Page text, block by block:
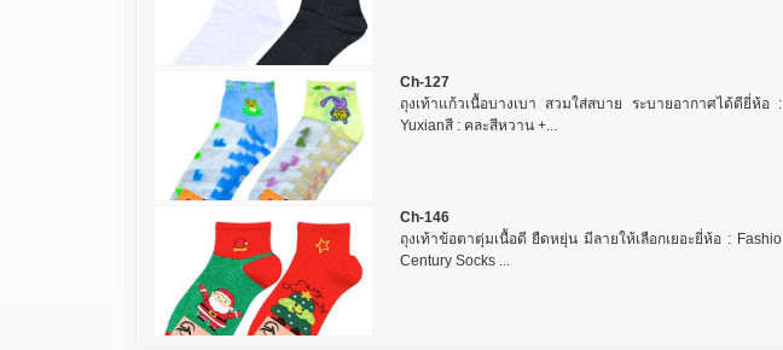
Ch-127
ถุงเท้าแก้วเนื้อบางเบา สวมใส่สบาย ระบายอากาศได้ดียี่ห้อ :
Yuxianสี : คละสีหวาน +...
Ch-146
ถุงเท้าข้อตาตุ่มเนื้อดี ยืดหยุ่น มีลายให้เลือกเยอะยี่ห้อ : Fashio
Century Socks ...